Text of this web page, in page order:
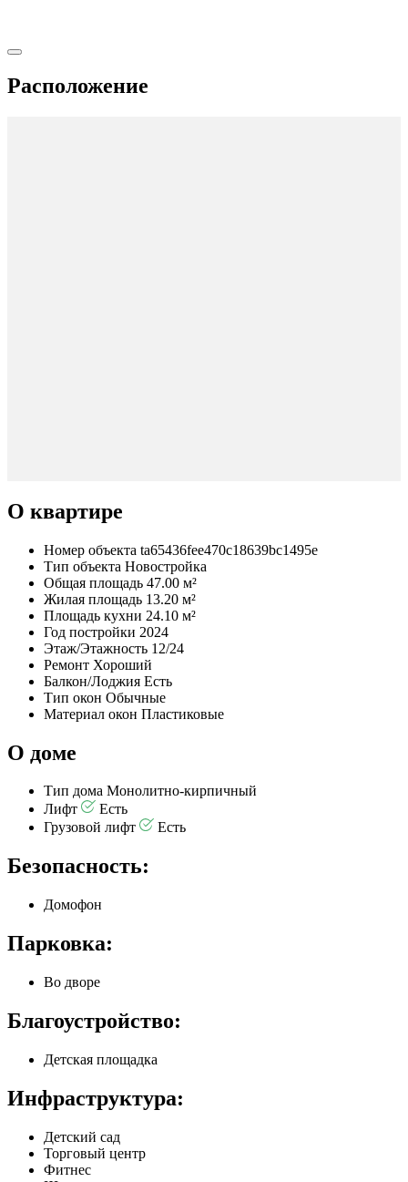
Расположение
О квартире
Номер объекта ta65436fee470c18639bc1495e
Тип объекта Новостройка
Общая площадь 47.00 м²
Жилая площадь 13.20 м²
Площадь кухни 24.10 м²
Год постройки 2024
Этаж/Этажность 12/24
Ремонт Хороший
Балкон/Лоджия Есть
Тип окон Обычные
Материал окон Пластиковые
О доме
Тип дома Монолитно-кирпичный
Лифт
Есть
Грузовой лифт
Есть
Безопасность:
Домофон
Парковка:
Во дворе
Благоустройство:
Детская площадка
Инфраструктура:
Детский сад
Торговый центр
Фитнес